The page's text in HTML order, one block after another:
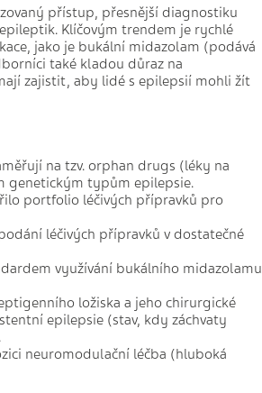
přístup, přesnější diagnostiku
Klíčovým trendem je rychlé
jako je bukální midazolam (podává
také kladou důraz na
zajistit, aby lidé s epilepsií mohli žít
na tzv. orphan drugs (léky na
genetickým typům epilepsie.
portfolio léčivých přípravků pro
léčivých přípravků v dostatečné
využívání bukálního midazolamu
ložiska a jeho chirurgické
epilepsie (stav, kdy záchvaty
neuromodulační léčba (hluboká